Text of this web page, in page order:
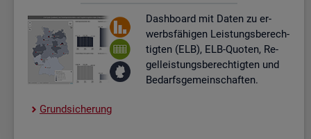
Dash­board mit Daten zu er­
werbs­fä­hi­gen Leis­tungs­be­rech­
tig­ten (ELB), ELB-Quo­ten, Re­
gel­leis­tungs­be­rech­tig­ten und
Be­darfs­ge­mein­schaf­ten.
Grund­si­che­rung